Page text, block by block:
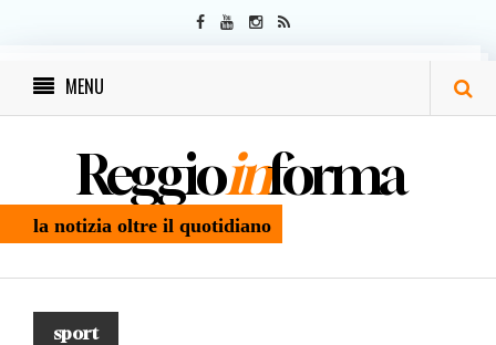
MENU
Reggioinforma
la notizia oltre il quotidiano
sport